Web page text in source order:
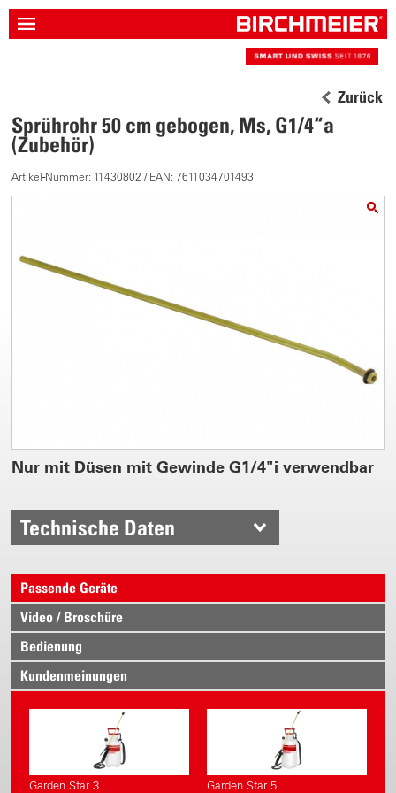
Zurück
Sprührohr 50 cm gebogen, Ms, G1/4“a
(Zubehör)
Artikel-Nummer: 11430802 / EAN: 7611034701493
Nur mit Düsen mit Gewinde G1/4"i verwendbar
Technische Daten
Passende Geräte
Video / Broschüre
Bedienung
Kundenmeinungen
Garden Star 3 Garden Star 5